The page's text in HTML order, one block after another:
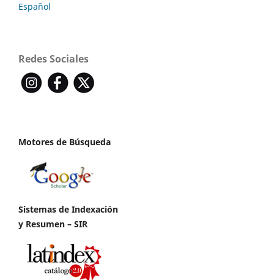
Español
Redes Sociales
Motores de Búsqueda
Sistemas de Indexación
y Resumen – SIR